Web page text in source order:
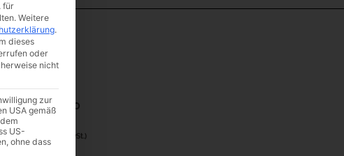
Q010
(inkl. MwSt.)
für
Weitere
.
dieses
oder
nicht
zur
USA gemäß
US-
ohne dass